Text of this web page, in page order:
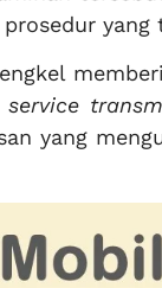
service
yang